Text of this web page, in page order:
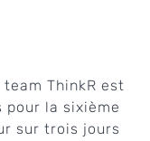
ThinkR est
pour la sixième
sur trois jours